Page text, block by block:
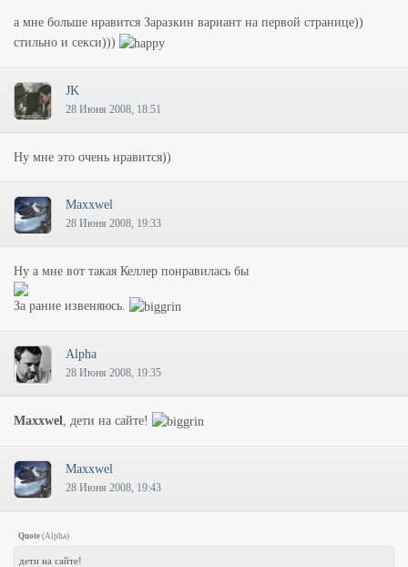
а мне больше нравится Заразкин вариант на первой странице))
стильно и секси)))
JK
28 Июня 2008, 18:51
Ну мне это очень нравится))
Maxxwel
28 Июня 2008, 19:33
Ну а мне вот такая Келлер понравилась бы
За рание извеняюсь.
Alpha
28 Июня 2008, 19:35
Maxxwel, дети на сайте!
Maxxwel
28 Июня 2008, 19:43
Quote (Alpha)
дети на сайте!